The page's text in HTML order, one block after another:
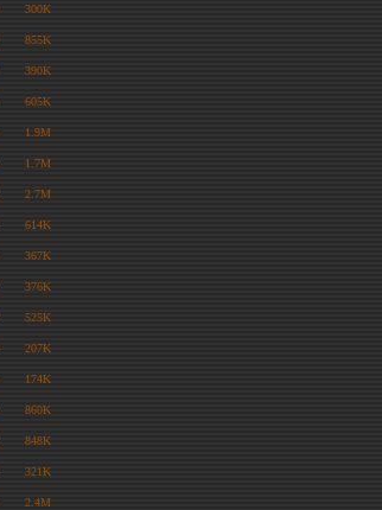
300K
855K
390K
605K
1.9M
1.7M
2.7M
614K
367K
376K
525K
207K
174K
860K
848K
321K
2.4M